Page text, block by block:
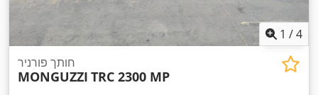
1 /4
חותך פורניר
MONGUZZI TRC 2300 MP